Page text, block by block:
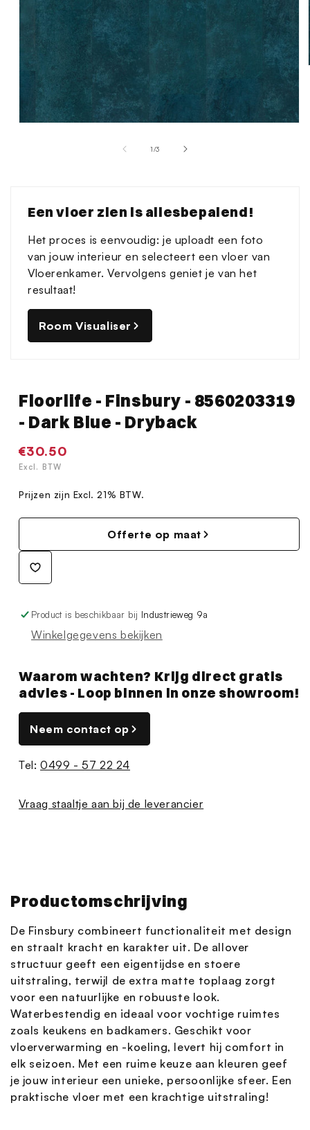
1/van
3
Een vloer zien is allesbepalend!
Het proces is eenvoudig: je uploadt een foto
van jouw interieur en selecteert een vloer van
Vloerenkamer. Vervolgens geniet je van het
resultaat!
Room Visualiser
Floorlife - Finsbury - 8560203319
- Dark Blue - Dryback
Normale
prijs
€30.50
Excl. BTW
Prijzen zijn Excl. 21% BTW.
Offerte op maat
Product is beschikbaar bij Industrieweg 9a
Winkelgegevens bekijken
Waarom wachten? Krijg direct gratis
advies - Loop binnen in onze showroom!
Neem contact op
Tel:0499 - 57 22 24
Vraag staaltje aan bij de leverancier
Productomschrijving
De Finsbury combineert functionaliteit met design
en straalt kracht en karakter uit. De allover
structuur geeft een eigentijdse en stoere
uitstraling, terwijl de extra matte toplaag zorgt
voor een natuurlijke en robuuste look.
Waterbestendig en ideaal voor vochtige ruimtes
zoals keukens en badkamers. Geschikt voor
vloerverwarming en -koeling, levert hij comfort in
elk seizoen. Met een ruime keuze aan kleuren geef
je jouw interieur een unieke, persoonlijke sfeer. Een
praktische vloer met een krachtige uitstraling!